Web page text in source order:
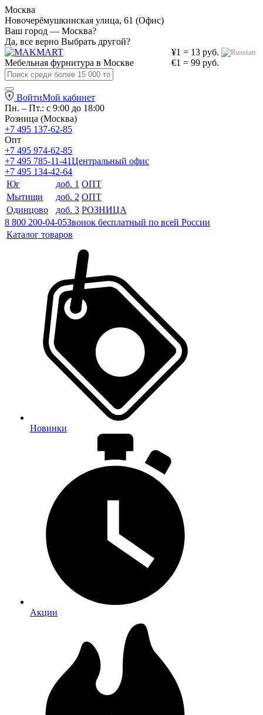
Москва
Новочерёмушкинская улица, 61 (Офис)
Ваш город — Москва?
Да, все верно Выбрать другой?
¥1 = 13 руб.
€1 = 99 руб.
Мебельная фурнитура в Москве
ВойтиМой кабинет
Пн. – Пт.: с 9:00 до 18:00
Розница (Москва)
+7 495 137-62-85
Опт
+7 495 974-62-85
+7 495 785-11-41Центральный офис
+7 495 134-42-64
Юг
доб. 1 ОПТ
Мытищи
доб. 2 ОПТ
Одинцово
доб. 3 РОЗНИЦА
8 800 200-04-05Звонок бесплатный по всей России
Каталог товаров
Новинки
Акции